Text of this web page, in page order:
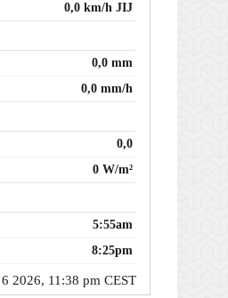
0,0 km/h JIJ
0,0 mm
0,0 mm/h
0,0
0 W/m²
5:55am
8:25pm
2026, 11:38 pm CEST